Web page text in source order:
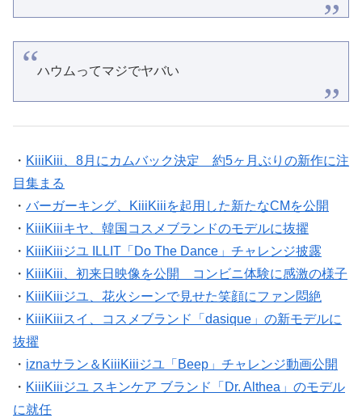
ハウムってマジでヤバい
・ KiiiKiii、8月にカムバック決定 約5ヶ月ぶりの新作に注
目集まる
・ バーガーキング、KiiiKiiiを起用した新たなCMを公開
・ KiiiKiiiキヤ、韓国コスメブランドのモデルに抜擢
・ KiiiKiiiジユ ILLIT「Do The Dance」チャレンジ披露
・ KiiiKiii、初来日映像を公開 コンビニ体験に感激の様子
・ KiiiKiiiジユ、花火シーンで見せた笑顔にファン悶絶
・ KiiiKiiiスイ、コスメブランド「dasique」の新モデルに
抜擢
・ iznaサラン＆KiiiKiiiジユ「Beep」チャレンジ動画公開
・ KiiiKiiiジユ スキンケア ブランド「Dr. Althea」のモデル
に就任